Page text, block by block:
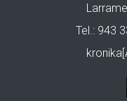
Tel.: 943